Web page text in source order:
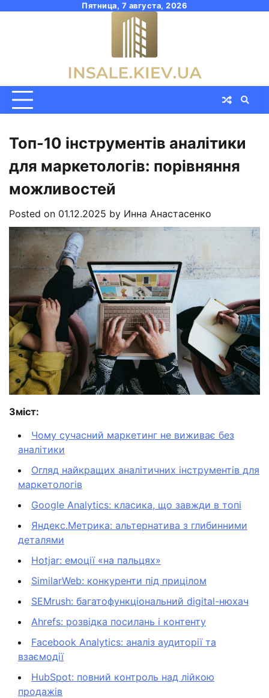
Пятница, 7 августа, 2026
Топ-10 інструментів аналітики
для маркетологів: порівняння
можливостей
Posted on 01.12.2025 by Инна Анастасенко
Зміст:
Чому сучасний маркетинг не виживає без
аналітики
Огляд найкращих аналітичних інструментів для
маркетологів
Google Analytics: класика, що завжди в топі
Яндекс.Метрика: альтернатива з глибинними
деталями
Hotjar: емоції «на пальцях»
SimilarWeb: конкуренти під прицілом
SEMrush: багатофункціональний digital-нюхач
Ahrefs: розвідка посилань і контенту
Facebook Analytics: аналіз аудиторії та
взаємодії
HubSpot: повний контроль над лійкою
продажів